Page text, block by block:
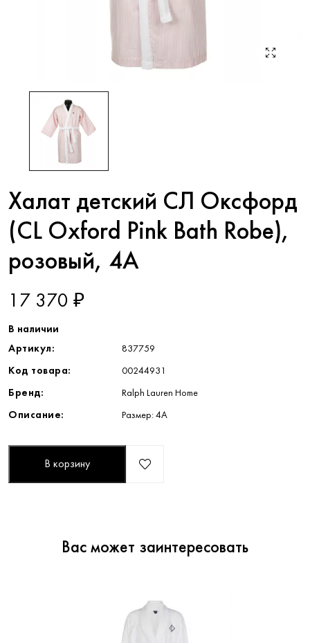
Халат детский СЛ Оксфорд
(CL Oxford Pink Bath Robe),
розовый, 4A
17 370 ₽
В наличии
Артикул:
837759
Код товара: 00244931
Бренд: Ralph Lauren Home
Описание: Размер: 4А
В корзину
Вас может заинтересовать